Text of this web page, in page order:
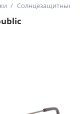
Солнцезащитные